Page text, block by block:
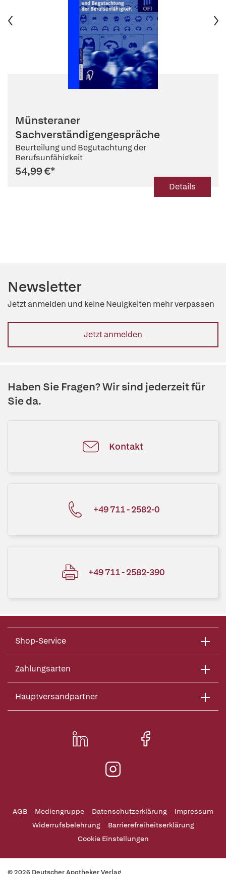
Münsteraner
Sachverständigengespräche
Beurteilung und Begutachtung der
Berufsunfähigkeit
54,99 €*
Details
Newsletter
Jetzt anmelden und keine Neuigkeiten mehr verpassen
Jetzt anmelden
Haben Sie Fragen? Wir sind jederzeit für
Sie da.
Kontakt
+49 711 - 2582-0
+49 711 - 2582-390
Shop-Service
Zahlungsarten
Hauptversandpartner
AGB Mediengruppe Datenschutzerklärung
Impressum
Widerrufsbelehrung
Barrierefreiheitserklärung
Cookie Einstellungen
© 2026 Deutscher Apotheker Verlag